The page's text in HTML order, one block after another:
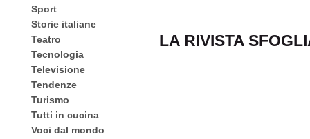
Sport
Storie italiane
Teatro
Tecnologia
Televisione
Tendenze
Turismo
Tutti in cucina
Voci dal mondo
LA RIVISTA